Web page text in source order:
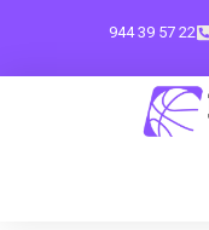
944 39 57 22